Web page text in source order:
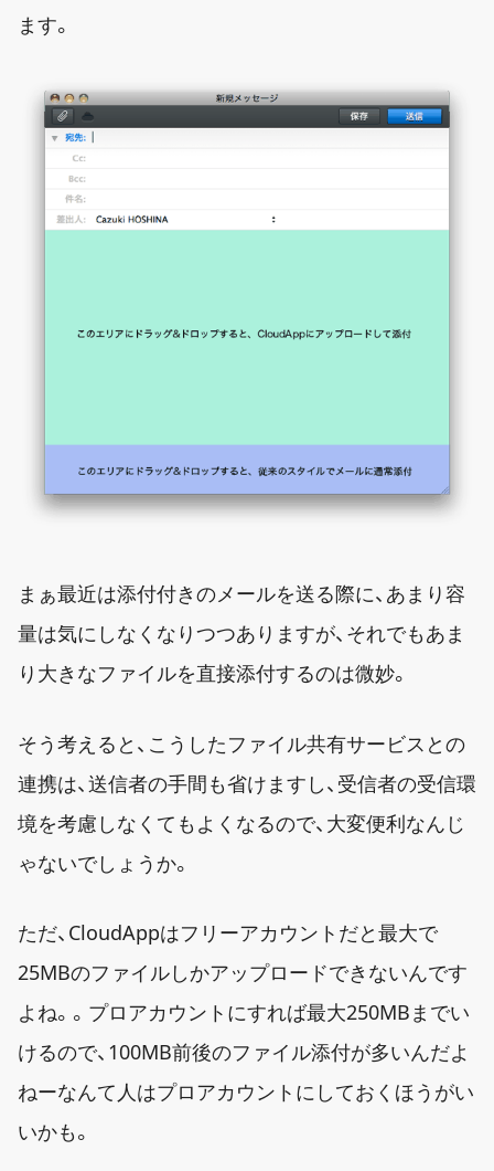
ます。
まぁ最近は添付付きのメールを送る際に、あまり容
量は気にしなくなりつつありますが、それでもあま
り大きなファイルを直接添付するのは微妙。
そう考えると、こうしたファイル共有サービスとの
連携は、送信者の手間も省けますし、受信者の受信環
境を考慮しなくてもよくなるので、大変便利なんじ
ゃないでしょうか。
ただ、CloudAppはフリーアカウントだと最大で
25MBのファイルしかアップロードできないんです
よね。。プロアカウントにすれば最大250MBまでい
けるので、100MB前後のファイル添付が多いんだよ
ねーなんて人はプロアカウントにしておくほうがい
いかも。